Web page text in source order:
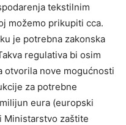
tekstilnim
možemo prikupiti cca.
je potrebna zakonska
regulativa bi osim
otvorila nove mogućnosti
za potrebne
eura (europski
Ministarstvo zaštite